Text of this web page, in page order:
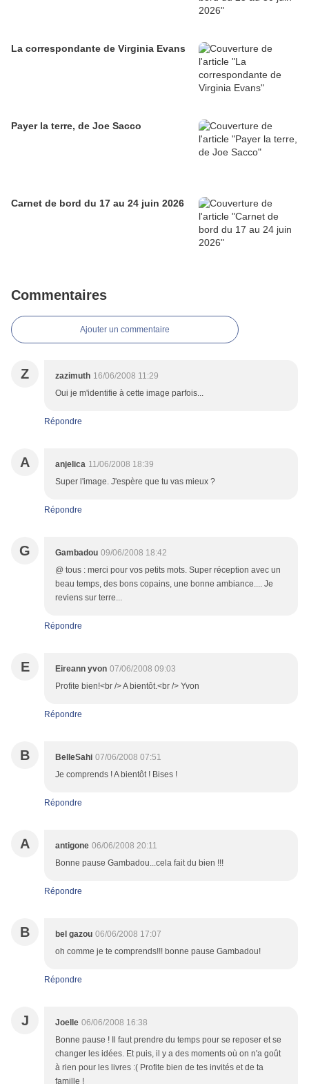
La correspondante de Virginia Evans
Payer la terre, de Joe Sacco
Carnet de bord du 17 au 24 juin 2026
Commentaires
Ajouter un commentaire
Z zazimuth 16/06/2008 11:29
Oui je m'identifie à cette image parfois...
Répondre
A anjelica 11/06/2008 18:39
Super l'image. J'espère que tu vas mieux ?
Répondre
G Gambadou 09/06/2008 18:42
@ tous : merci pour vos petits mots. Super réception avec un
beau temps, des bons copains, une bonne ambiance.... Je
reviens sur terre...
Répondre
E Eireann yvon 07/06/2008 09:03
Profite bien!<br /> A bientôt.<br /> Yvon
Répondre
B BelleSahi 07/06/2008 07:51
Je comprends ! A bientôt ! Bises !
Répondre
A antigone 06/06/2008 20:11
Bonne pause Gambadou...cela fait du bien !!!
Répondre
B bel gazou 06/06/2008 17:07
oh comme je te comprends!!! bonne pause Gambadou!
Répondre
J Joelle 06/06/2008 16:38
Bonne pause ! Il faut prendre du temps pour se reposer et se
changer les idées. Et puis, il y a des moments où on n'a goût
à rien pour les livres :( Profite bien de tes invités et de ta
famille !